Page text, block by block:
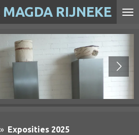
RIJNEKE
» Exposities 2025